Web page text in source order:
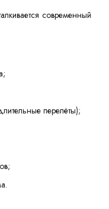
современный
перелёты);